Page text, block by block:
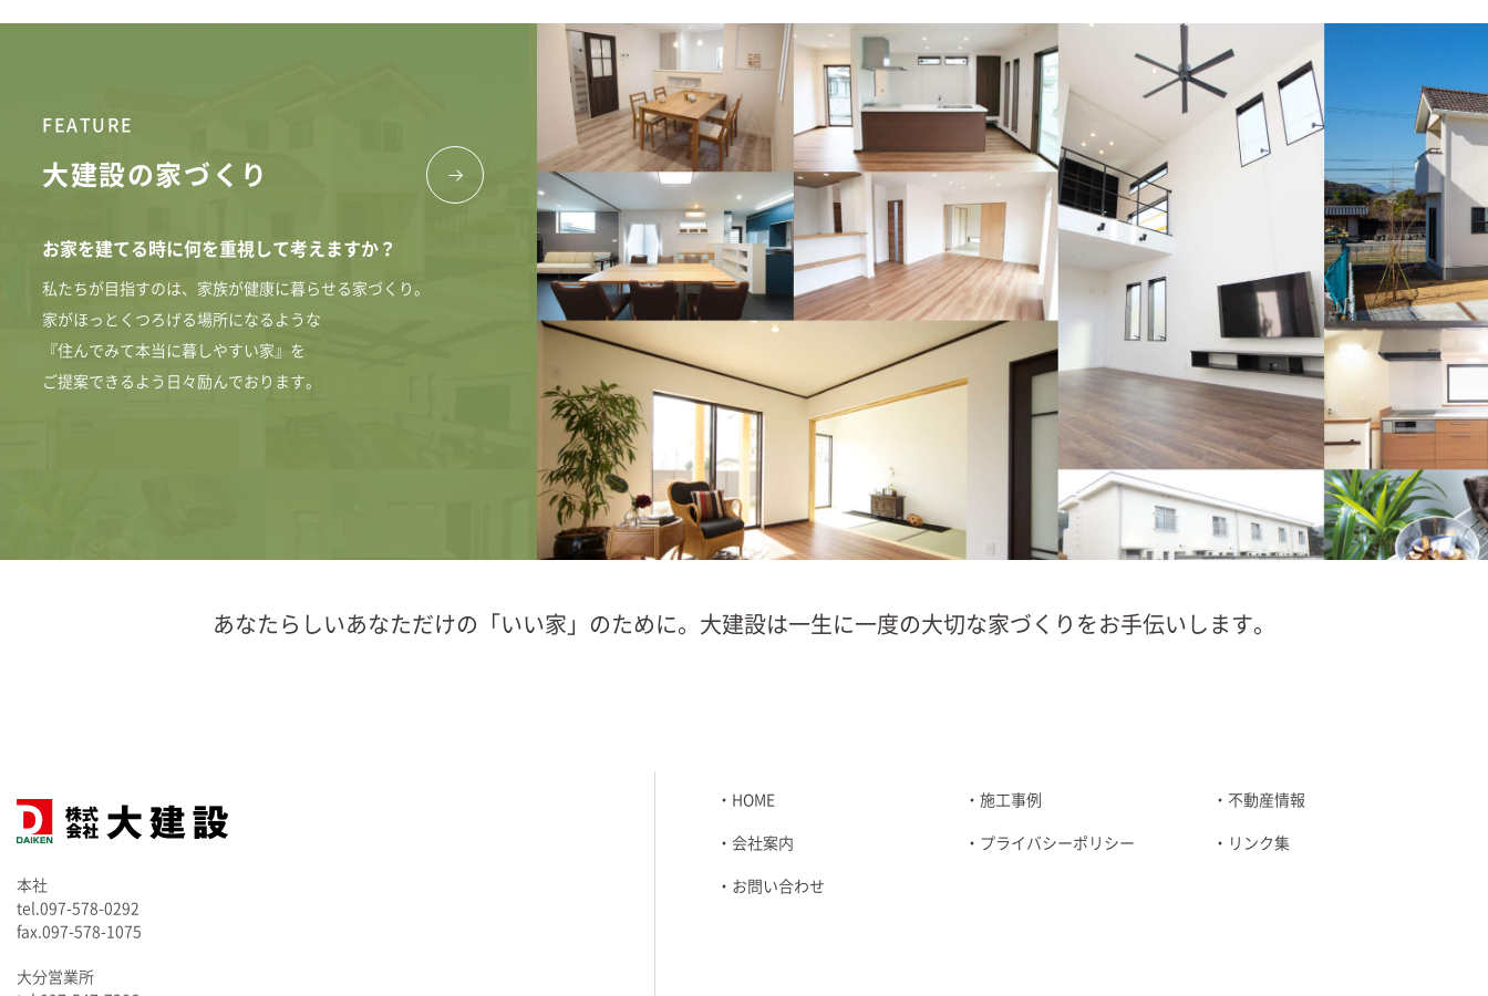
FEATURE
大建設の家づくり
お家を建てる時に何を重視して考えますか？
私たちが目指すのは、家族が健康に暮らせる家づくり。
家がほっとくつろげる場所になるような
『住んでみて本当に暮しやすい家』を
ご提案できるよう日々励んでおります。
あなたらしいあなただけの「いい家」のために。大建設は一生に一度の大切な家づくりをお手伝いします。
本社
tel.097-578-0292
fax.097-578-1075
大分営業所
HOME 施工事例 不動産情報
会社案内 プライバシーポリシー リンク集
お問い合わせ